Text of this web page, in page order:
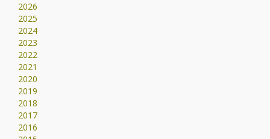
2026
2025
2024
2023
2022
2021
2020
2019
2018
2017
2016